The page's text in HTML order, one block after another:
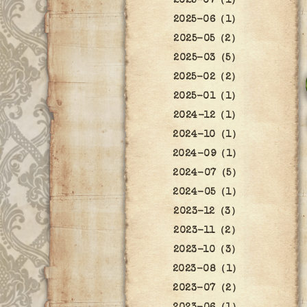
2025-06（1）
2025-05（2）
2025-03（5）
2025-02（2）
2025-01（1）
2024-12（1）
2024-10（1）
2024-09（1）
2024-07（5）
2024-05（1）
2023-12（3）
2023-11（2）
2023-10（3）
2023-08（1）
2023-07（2）